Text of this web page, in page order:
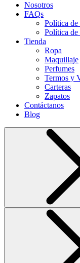
Nosotros
FAQs
Política
Política de
Tienda
Ropa
Maquillaje
Perfumes
Termos y
Carteras
Zapatos
Contáctanos
Blog